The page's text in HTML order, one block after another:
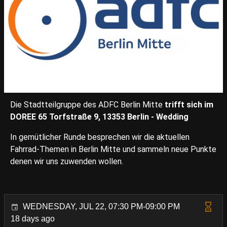
Die Stadtteilgruppe des ADFC Berlin Mitte trifft sich im
DOREE 65 Torfstraße 9, 13353 Berlin - Wedding
In gemütlicher Runde besprechen wir die aktuellen
Fahrrad-Themen in Berlin Mitte und sammeln neue Punkte
denen wir uns zuwenden wollen.
WEDNESDAY, JUL 22, 07:30 PM-09:00 PM
18 days ago